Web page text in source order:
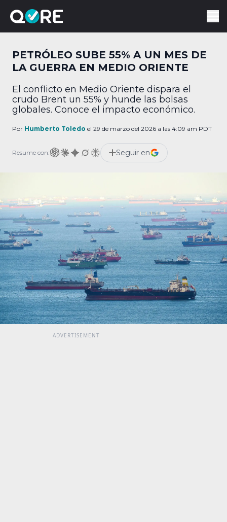
PETRÓLEO SUBE 55% A UN MES DE
LA GUERRA EN MEDIO ORIENTE
El conflicto en Medio Oriente dispara el
crudo Brent un 55% y hunde las bolsas
globales. Conoce el impacto económico.
Por Humberto Toledo el 29 de marzo del 2026 a las 4:09 am PDT
Resume con: Seguir en